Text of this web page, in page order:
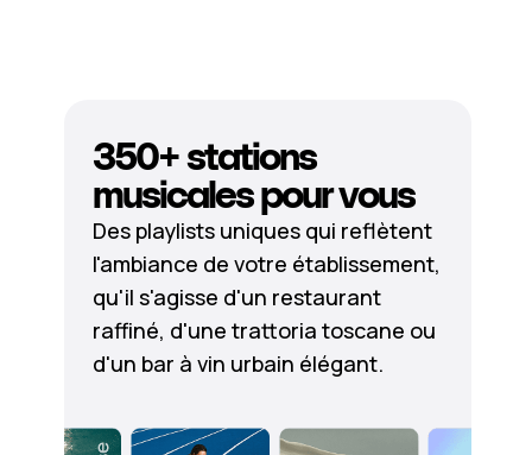
350+ stations
musicales pour vous
Des playlists uniques qui reflètent
l'ambiance de votre établissement,
qu'il s'agisse d'un restaurant
raffiné, d'une trattoria toscane ou
d'un bar à vin urbain élégant.